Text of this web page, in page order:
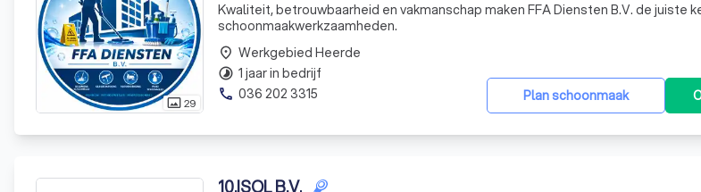
photo_size_select_actual29
Kwaliteit, betrouwbaarheid en vakmanschap maken FFA Diensten B.V. de juiste
schoonmaakwerkzaamheden.
Plan schoonmaak
place Werkgebied Heerde
timelapse 1 jaar in bedrijf
phone 036 202 3315
10.ISOL B.V.